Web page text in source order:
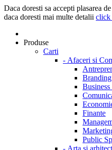
Daca doresti sa accepti plasarea
daca doresti mai multe detalii click
Produse
Carti
- Afaceri si
Business
Finante
Public
- Arta si